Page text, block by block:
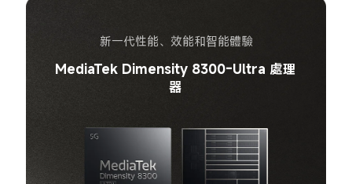
新一代性能、效能和智能體驗
MediaTek Dimensity 8300-Ultra 處理
器